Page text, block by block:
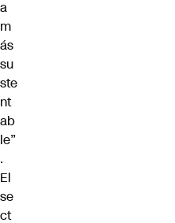
a
m
ás
su
ste
nt
ab
le”
.
El
se
ct